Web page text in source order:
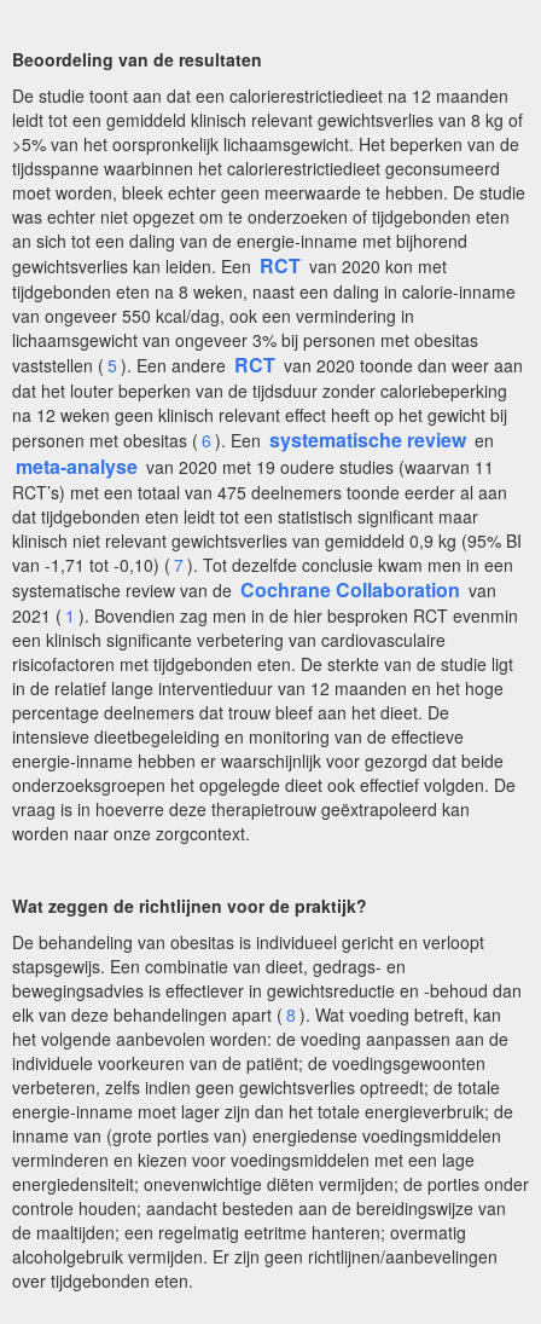
Beoordeling van de resultaten
De studie toont aan dat een calorierestrictiedieet na 12 maanden
leidt tot een gemiddeld klinisch relevant gewichtsverlies van 8 kg of
>5% van het oorspronkelijk lichaamsgewicht. Het beperken van de
tijdsspanne waarbinnen het calorierestrictiedieet geconsumeerd
moet worden, bleek echter geen meerwaarde te hebben. De studie
was echter niet opgezet om te onderzoeken of tijdgebonden eten
an sich tot een daling van de energie-inname met bijhorend
gewichtsverlies kan leiden. Een RCT van 2020 kon met
tijdgebonden eten na 8 weken, naast een daling in calorie-inname
van ongeveer 550 kcal/dag, ook een vermindering in
lichaamsgewicht van ongeveer 3% bij personen met obesitas
vaststellen ( 5). Een andere RCT van 2020 toonde dan weer aan
dat het louter beperken van de tijdsduur zonder caloriebeperking
na 12 weken geen klinisch relevant effect heeft op het gewicht bij
personen met obesitas ( 6 ). Een systematische review en
meta-analyse van 2020 met 19 oudere studies (waarvan 11
RCT’s) met een totaal van 475 deelnemers toonde eerder al aan
dat tijdgebonden eten leidt tot een statistisch significant maar
klinisch niet relevant gewichtsverlies van gemiddeld 0,9 kg (95% BI
van -1,71 tot -0,10) ( 7). Tot dezelfde conclusie kwam men in een
systematische review van de Cochrane Collaboration van
2021 ( 1 ). Bovendien zag men in de hier besproken RCT evenmin
een klinisch significante verbetering van cardiovasculaire
risicofactoren met tijdgebonden eten. De sterkte van de studie ligt
in de relatief lange interventieduur van 12 maanden en het hoge
percentage deelnemers dat trouw bleef aan het dieet. De
intensieve dieetbegeleiding en monitoring van de effectieve
energie-inname hebben er waarschijnlijk voor gezorgd dat beide
onderzoeksgroepen het opgelegde dieet ook effectief volgden. De
vraag is in hoeverre deze therapietrouw geëxtrapoleerd kan
worden naar onze zorgcontext.
Wat zeggen de richtlijnen voor de praktijk?
De behandeling van obesitas is individueel gericht en verloopt
stapsgewijs. Een combinatie van dieet, gedrags- en
bewegingsadvies is effectiever in gewichtsreductie en -behoud dan
elk van deze behandelingen apart ( 8 ). Wat voeding betreft, kan
het volgende aanbevolen worden: de voeding aanpassen aan de
individuele voorkeuren van de patiënt; de voedingsgewoonten
verbeteren, zelfs indien geen gewichtsverlies optreedt; de totale
energie-inname moet lager zijn dan het totale energieverbruik; de
inname van (grote porties van) energiedense voedingsmiddelen
verminderen en kiezen voor voedingsmiddelen met een lage
energiedensiteit; onevenwichtige diëten vermijden; de porties onder
controle houden; aandacht besteden aan de bereidingswijze van
de maaltijden; een regelmatig eetritme hanteren; overmatig
alcoholgebruik vermijden. Er zijn geen richtlijnen/aanbevelingen
over tijdgebonden eten.